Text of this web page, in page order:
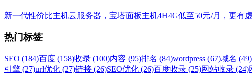
新一代性价比主机云服务器，宝塔面板主机4H4G低至50元/月，更有
热门标签
SEO (184)百度 (158)收录 (100)内容 (95)排名 (84)wordpress (67)域名 (49)
引擎 (27)url优化 (27)链接 (26)SEO优化 (26)百度收录 (25)网站收录 (24)